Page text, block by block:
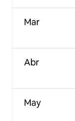
Mar
Abr
May